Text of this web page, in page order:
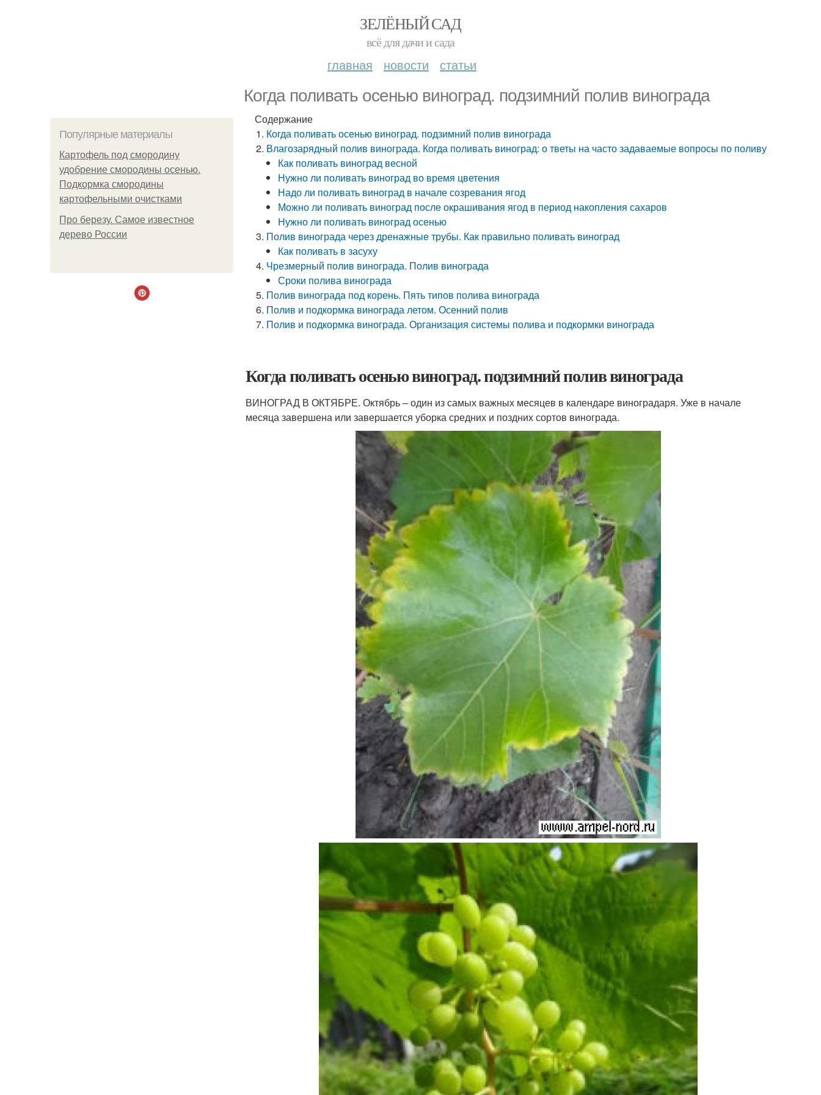
ЗЕЛЁНЫЙ САД
всё для дачи и сада
главная новости статьи
Когда поливать осенью виноград. подзимний полив винограда
Популярные материалы
Картофель под смородину
удобрение смородины осенью.
Подкормка смородины
картофельными очистками
Про березу. Самое известное
дерево России
Содержание
Когда поливать осенью виноград. подзимний полив винограда
Влагозарядный полив винограда. Когда поливать виноград: о тветы на часто задаваемые вопросы по поливу
Как поливать виноград весной
Нужно ли поливать виноград во время цветения
Надо ли поливать виноград в начале созревания ягод
Можно ли поливать виноград после окрашивания ягод в период накопления сахаров
Нужно ли поливать виноград осенью
Полив винограда через дренажные трубы. Как правильно поливать виноград
Как поливать в засуху
Чрезмерный полив винограда. Полив винограда
Сроки полива винограда
Полив винограда под корень. Пять типов полива винограда
Полив и подкормка винограда летом. Осенний полив
Полив и подкормка винограда. Организация системы полива и подкормки винограда
Когда поливать осенью виноград. подзимний полив винограда
ВИНОГРАД В ОКТЯБРЕ. Октябрь – один из самых важных месяцев в календаре виноградаря. Уже в начале
месяца завершена или завершается уборка средних и поздних сортов винограда.